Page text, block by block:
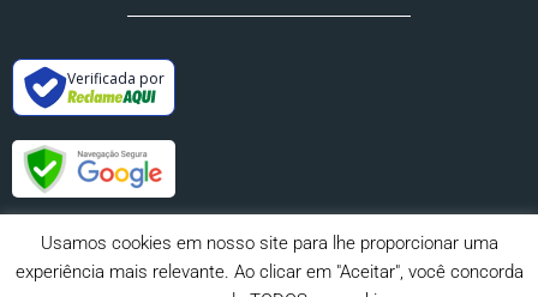
Verificada por
Usamos cookies em nosso site para lhe proporcionar uma
experiência mais relevante. Ao clicar em "Aceitar", você concorda